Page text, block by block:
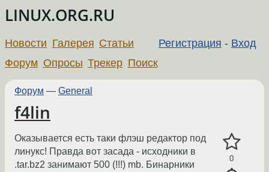
LINUX.ORG.RU
Регистрация - Вход
Новости Галерея Статьи
Форум Опросы Трекер Поиск
Форум — General
f4lin
0
Оказывается есть таки флэш редактор под
линукс! Правда вот засада - исходники в
.tar.bz2 занимают 500 (!!!) mb. Бинарники